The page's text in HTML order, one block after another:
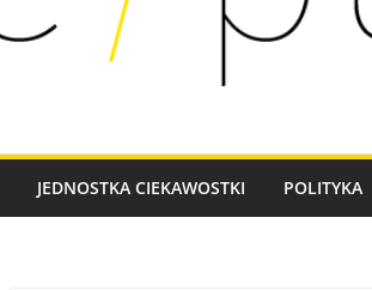
JEDNOSTKA CIEKAWOSTKI POLITYKA